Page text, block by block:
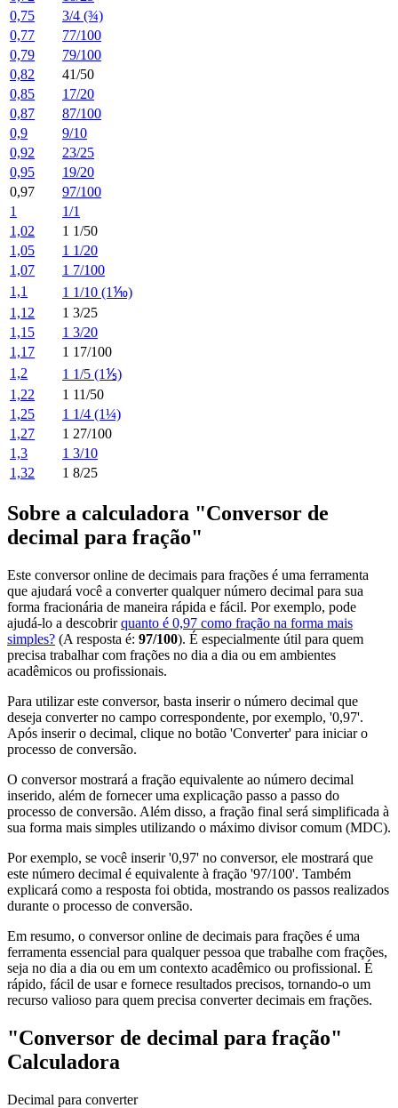
0,75
3/4 (¾)
0,77
77/100
0,79
79/100
0,82
41/50
0,85
17/20
0,87
87/100
0,9
9/10
0,92
23/25
0,95
19/20
0,97
97/100
1
1/1
1,02
1 1/50
1,05
1 1/20
1,07
1 7/100
1,1
1 1/10 (1⅒)
1,12
1 3/25
1,15
1 3/20
1,17
1 17/100
1,2
1 1/5 (1⅕)
1,22
1 11/50
1,25
1 1/4 (1¼)
1,27
1 27/100
1,3
1 3/10
1,32
1 8/25
Sobre a calculadora "Conversor de
decimal para fração"
Este conversor online de decimais para frações é uma ferramenta
que ajudará você a converter qualquer número decimal para sua
forma fracionária de maneira rápida e fácil. Por exemplo, pode
ajudá-lo a descobrirquanto é 0,97 como fração na forma mais
simples? (A resposta é: 97/100). É especialmente útil para quem
precisa trabalhar com frações no dia a dia ou em ambientes
acadêmicos ou profissionais.
Para utilizar este conversor, basta inserir o número decimal que
deseja converter no campo correspondente, por exemplo, '0,97'.
Após inserir o decimal, clique no botão 'Converter' para iniciar o
processo de conversão.
O conversor mostrará a fração equivalente ao número decimal
inserido, além de fornecer uma explicação passo a passo do
processo de conversão. Além disso, a fração final será simplificada à
sua forma mais simples utilizando o máximo divisor comum (MDC).
Por exemplo, se você inserir '0,97' no conversor, ele mostrará que
este número decimal é equivalente à fração '97/100'. Também
explicará como a resposta foi obtida, mostrando os passos realizados
durante o processo de conversão.
Em resumo, o conversor online de decimais para frações é uma
ferramenta essencial para qualquer pessoa que trabalhe com frações,
seja no dia a dia ou em um contexto acadêmico ou profissional. É
rápido, fácil de usar e fornece resultados precisos, tornando-o um
recurso valioso para quem precisa converter decimais em frações.
"Conversor de decimal para fração"
Calculadora
Decimal para converter